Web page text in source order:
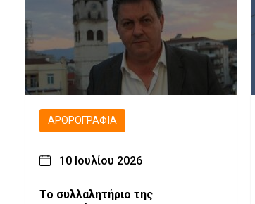
ΑΡΘΡΟΓΡΑΦΊΑ
10 Ιουλίου 2026
Το συλλαλητήριο της